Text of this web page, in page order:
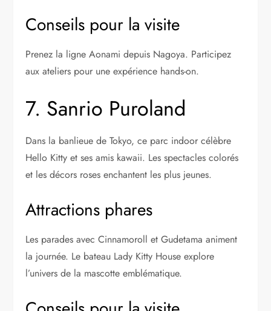
Conseils pour la visite
Prenez la ligne Aonami depuis Nagoya. Participez
aux ateliers pour une expérience hands-on.
7. Sanrio Puroland
Dans la banlieue de Tokyo, ce parc indoor célèbre
Hello Kitty et ses amis kawaii. Les spectacles colorés
et les décors roses enchantent les plus jeunes.
Attractions phares
Les parades avec Cinnamoroll et Gudetama animent
la journée. Le bateau Lady Kitty House explore
l’univers de la mascotte emblématique.